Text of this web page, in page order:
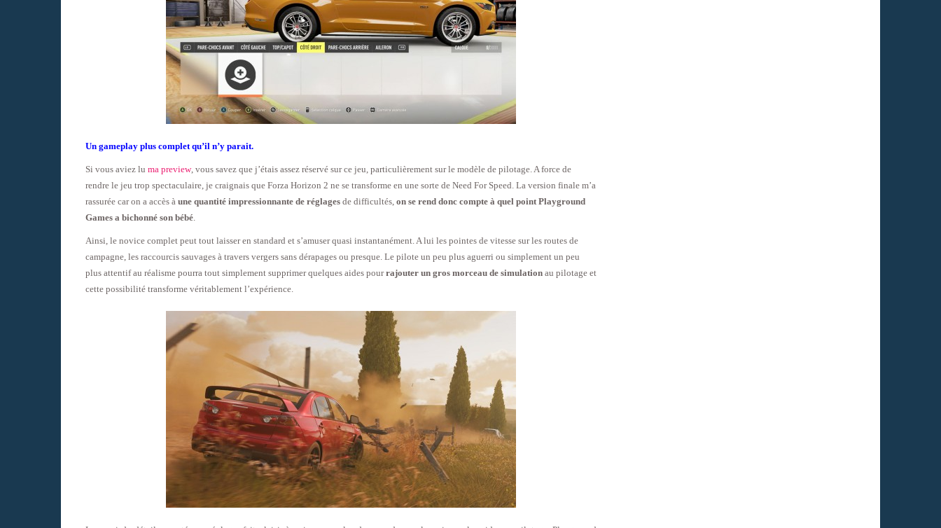
Un gameplay plus complet qu’il n’y parait.
Si vous aviez lu ma preview, vous savez que j’étais assez réservé sur ce jeu, particulièrement sur le modèle de pilotage. A force de
rendre le jeu trop spectaculaire, je craignais que Forza Horizon 2 ne se transforme en une sorte de Need For Speed. La version finale m’a
rassurée car on a accès à une quantité impressionnante de réglages de difficultés, on se rend donc compte à quel point Playground
Games a bichonné son bébé.
Ainsi, le novice complet peut tout laisser en standard et s’amuser quasi instantanément. A lui les pointes de vitesse sur les routes de
campagne, les raccourcis sauvages à travers vergers sans dérapages ou presque. Le pilote un peu plus aguerri ou simplement un peu
plus attentif au réalisme pourra tout simplement supprimer quelques aides pourrajouter un gros morceau de simulation au pilotage et
cette possibilité transforme véritablement l’expérience.